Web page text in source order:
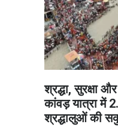
श्रद्धा, सुरक्षा
कांवड़ यात्रा में
श्रद्धालुओं की